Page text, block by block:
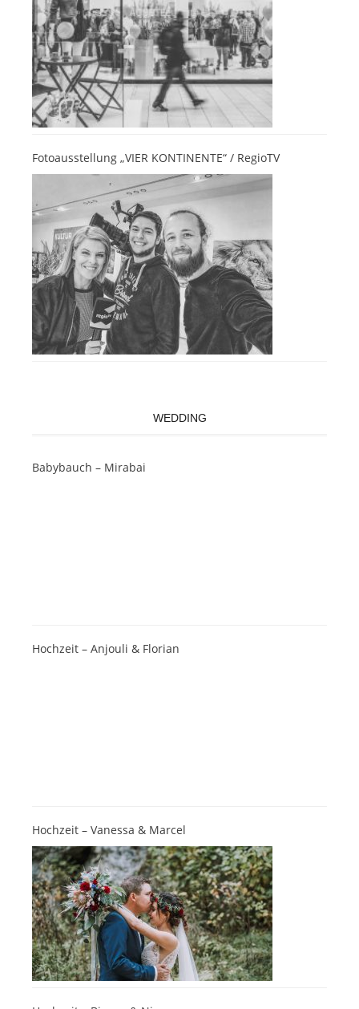
Fotoausstellung „VIER KONTINENTE“ / RegioTV
WEDDING
Babybauch – Mirabai
Hochzeit – Anjouli & Florian
Hochzeit – Vanessa & Marcel